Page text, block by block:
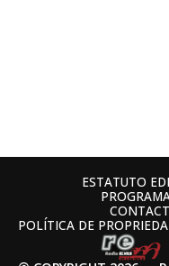
ESTATUTO
POLÍTICA DE